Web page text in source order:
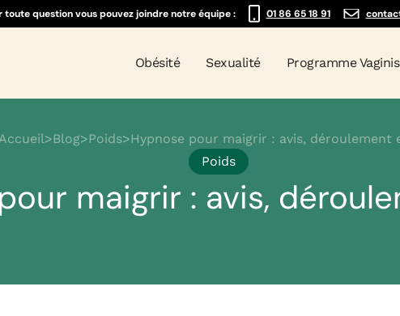
toute question vous pouvez joindre notre équipe : 01 86 65 18 91
Obésité Sexualité Programme
>Blog>Poids>Hypnose pour maigrir : avis, déroulement
Poids
maigrir : avis,